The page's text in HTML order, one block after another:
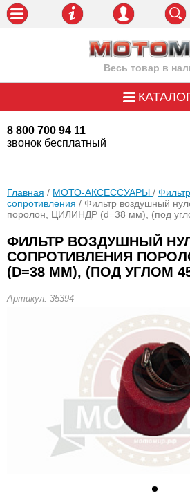
Весь товар в
8 800 700 94 11
звонок бесплатный
Главная / МОТО-АКСЕССУАРЫ /
сопротивления / Фильтр воздушный
поролон, ЦИЛИНДР (d=38 мм), (под
ФИЛЬТР ВОЗДУШНЫЙ
СОПРОТИВЛЕНИЯ
(D=38 ММ), (ПОД УГЛОМ
Артикул: 35394